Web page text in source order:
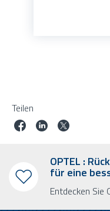
Teilen
OPTEL :
für eine
Entdecken Sie